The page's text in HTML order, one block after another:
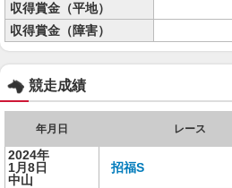
収得賞金（平地）
収得賞金（障害）
競走成績
年月日 レース
2024年
1月8日
中山
招福S